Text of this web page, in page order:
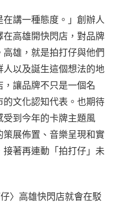
在講一種態度。」創辦人
高雄開快閃店，對品牌
雄，就是拍打仔與他們
以及誕生這個想法的地
讓品牌不只是一個名
文化認知代表。也期待
到今年的卡牌主題風
展佈置、音樂呈現和實
著再連動「拍打仔」未
〉高雄快閃店就會在駁